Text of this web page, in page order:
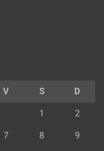
V S D
1 2
7 8 9